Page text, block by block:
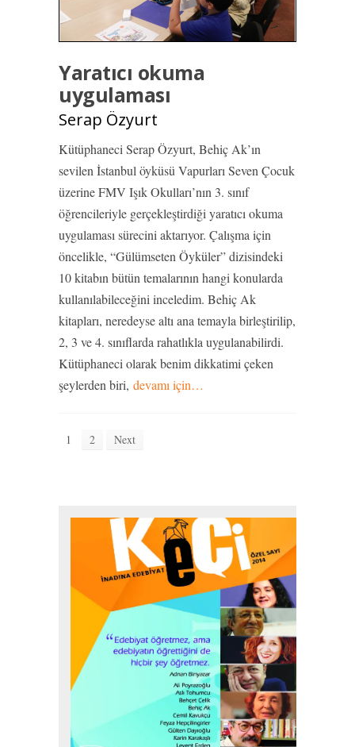
Yaratıcı okuma
uygulaması
Serap Özyurt
Kütüphaneci Serap Özyurt, Behiç Ak’ın
sevilen İstanbul öyküsü Vapurları Seven Çocuk
üzerine FMV Işık Okulları’nın 3. sınıf
öğrencileriyle gerçekleştirdiği yaratıcı okuma
uygulaması sürecini aktarıyor. Çalışma için
öncelikle, “Gülümseten Öyküler” dizisindeki
10 kitabın bütün temalarının hangi konularda
kullanılabileceğini inceledim. Behiç Ak
kitapları, neredeyse altı ana temayla birleştirilip,
2, 3 ve 4. sınıflarda rahatlıkla uygulanabilirdi.
Kütüphaneci olarak benim dikkatimi çeken
şeylerden biri, devamı için…
1 2 Next